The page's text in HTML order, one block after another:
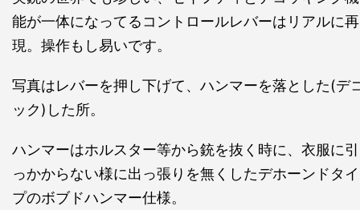
能が一体になってるコントロールレバーはリアルに再
現。操作もし易いです。
写真はレバーを押し下げて、ハンマーを落とした(デ
ック)した所。
ハンマーはホルスター等から銃を抜く時に、衣服に引
っかからない様に出っ張りを無くしたデホーンドタイ
プのボブドハンマー仕様。